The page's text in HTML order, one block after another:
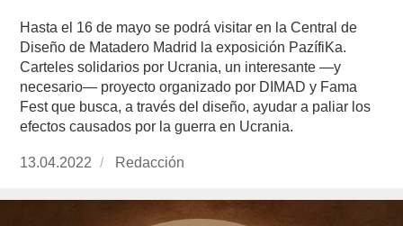
Hasta el 16 de mayo se podrá visitar en la Central de
Diseño de Matadero Madrid la exposición PazífiKa.
Carteles solidarios por Ucrania, un interesante —y
necesario— proyecto organizado por DIMAD y Fama
Fest que busca, a través del diseño, ayudar a paliar los
efectos causados por la guerra en Ucrania.
Publicado
13.04.2022 https://www.experimenta.es/author/redaccion/
Redacción